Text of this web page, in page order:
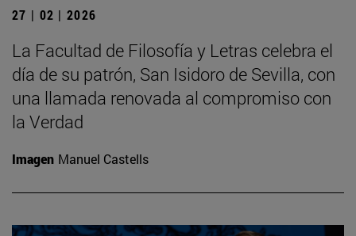
27 | 02 | 2026
La Facultad de Filosofía y Letras celebra el
día de su patrón, San Isidoro de Sevilla, con
una llamada renovada al compromiso con
la Verdad
Imagen Manuel Castells